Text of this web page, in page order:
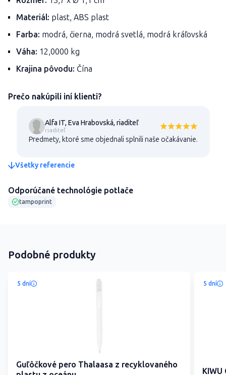
Materiál: plast, ABS plast
Farba: modrá, čierna, modrá svetlá, modrá kráľovská
Váha: 12,0000 kg
Krajina pôvodu: Čína
Prečo nakúpili iní klienti?
Alfa IT, Eva Hrabovská, riaditeľ
riaditeľ
Predmety, ktoré sme objednali splnili naše očakávanie.
Všetky referencie
Odporúčané technológie potlače
tampoprint
Podobné produkty
5 dní
Guľôčkové pero Thalaasa z recyklovaného
5 dní